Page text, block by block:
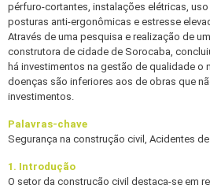
pérfuro-cortantes, instalações elétricas,
posturas anti-ergonômicas e estresse
Através de uma pesquisa e realização de
construtora de cidade de Sorocaba,
há investimentos na gestão de qualidade o
doenças são inferiores aos de obras que
investimentos.
Palavras-chave
Segurança na construção civil, Acidentes
1. Introdução
O setor da construção civil destaca-se em